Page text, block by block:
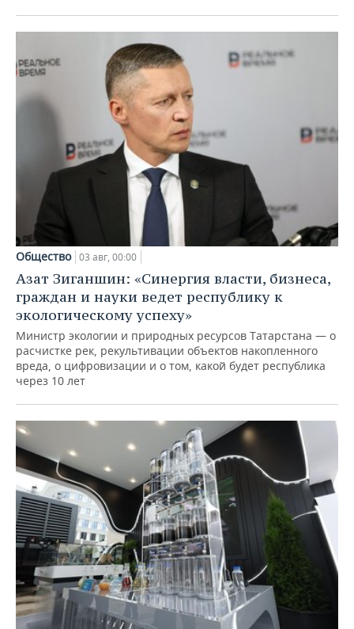
Общество 03 авг, 00:00
Азат Зиганшин: «Синергия власти, бизнеса,
граждан и науки ведет республику к
экологическому успеху»
Министр экологии и природных ресурсов Татарстана — о
расчистке рек, рекультивации объектов накопленного
вреда, о цифровизации и о том, какой будет республика
через 10 лет